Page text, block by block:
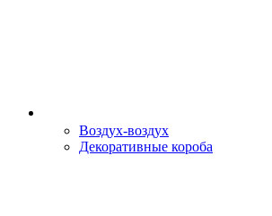
Воздух-воздух
Декоративные короба